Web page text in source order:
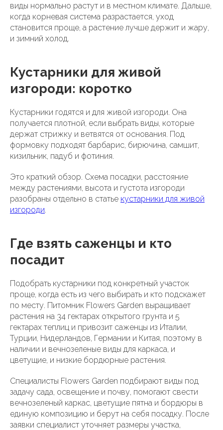
виды нормально растут и в местном климате. Дальше,
когда корневая система разрастается, уход
становится проще, а растение лучше держит и жару,
и зимний холод.
Кустарники для живой
изгороди: коротко
Кустарники годятся и для живой изгороди. Она
получается плотной, если выбрать виды, которые
держат стрижку и ветвятся от основания. Под
формовку подходят барбарис, бирючина, самшит,
кизильник, падуб и фотиния.
Это краткий обзор. Схема посадки, расстояние
между растениями, высота и густота изгороди
разобраны отдельно в статье кустарники для живой
изгороди.
Где взять саженцы и кто
посадит
Подобрать кустарники под конкретный участок
проще, когда есть из чего выбирать и кто подскажет
по месту. Питомник Flowers Garden выращивает
растения на 34 гектарах открытого грунта и 5
гектарах теплиц и привозит саженцы из Италии,
Турции, Нидерландов, Германии и Китая, поэтому в
наличии и вечнозеленые виды для каркаса, и
цветущие, и низкие бордюрные растения.
Специалисты Flowers Garden подбирают виды под
задачу сада, освещение и почву, помогают свести
вечнозеленый каркас, цветущие пятна и бордюры в
единую композицию и берут на себя посадку. После
заявки специалист уточняет размеры участка,